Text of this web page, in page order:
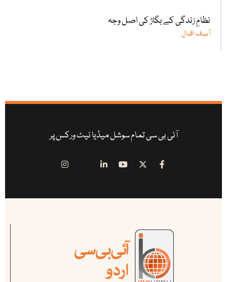
نظامِ زندگی کے بگاڑ کی اصل وجہ
آصف اقبال
آئی بی سی تمام سوشل میڈیا نیٹ ورکس پر